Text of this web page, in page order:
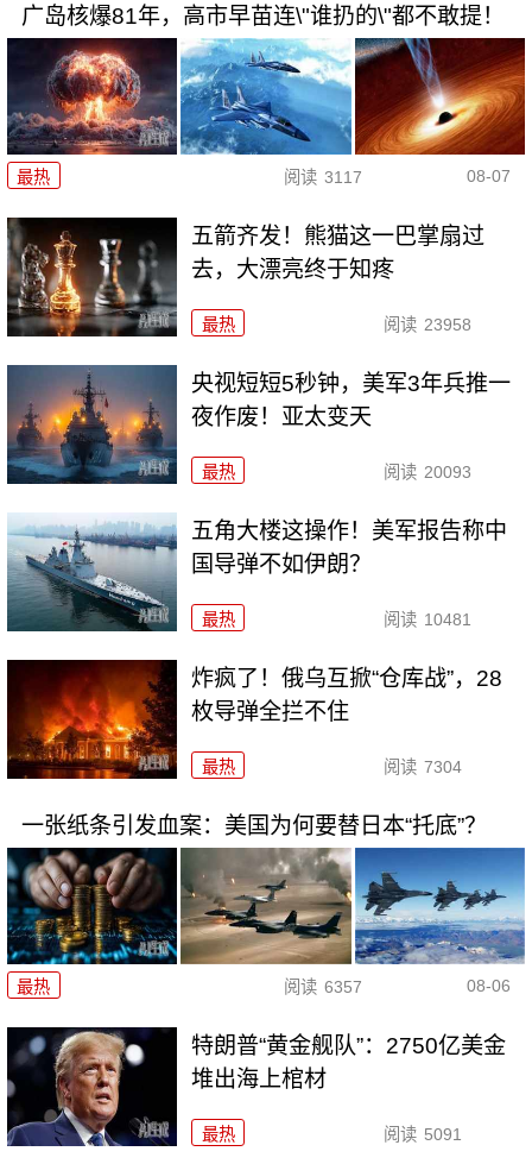
广岛核爆81年，高市早苗连\"谁扔的\"都不敢提！
最热 阅读 3117 08-07
五箭齐发！熊猫这一巴掌扇过
去，大漂亮终于知疼
最热 阅读 23958
央视短短5秒钟，美军3年兵推一
夜作废！亚太变天
最热 阅读 20093
五角大楼这操作！美军报告称中
国导弹不如伊朗？
最热 阅读 10481
炸疯了！俄乌互掀“仓库战”，28
枚导弹全拦不住
最热 阅读 7304
一张纸条引发血案：美国为何要替日本“托底”？
最热 阅读 6357 08-06
特朗普“黄金舰队”：2750亿美金
堆出海上棺材
最热 阅读 5091